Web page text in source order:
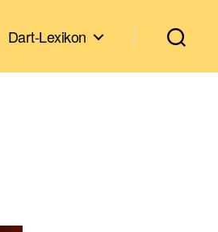
Dart-Lexikon